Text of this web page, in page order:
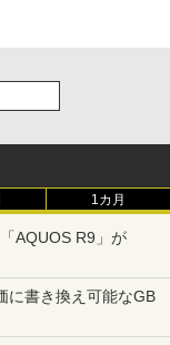
1カ月
AQUOS R9」が
に書き換え可能なGB